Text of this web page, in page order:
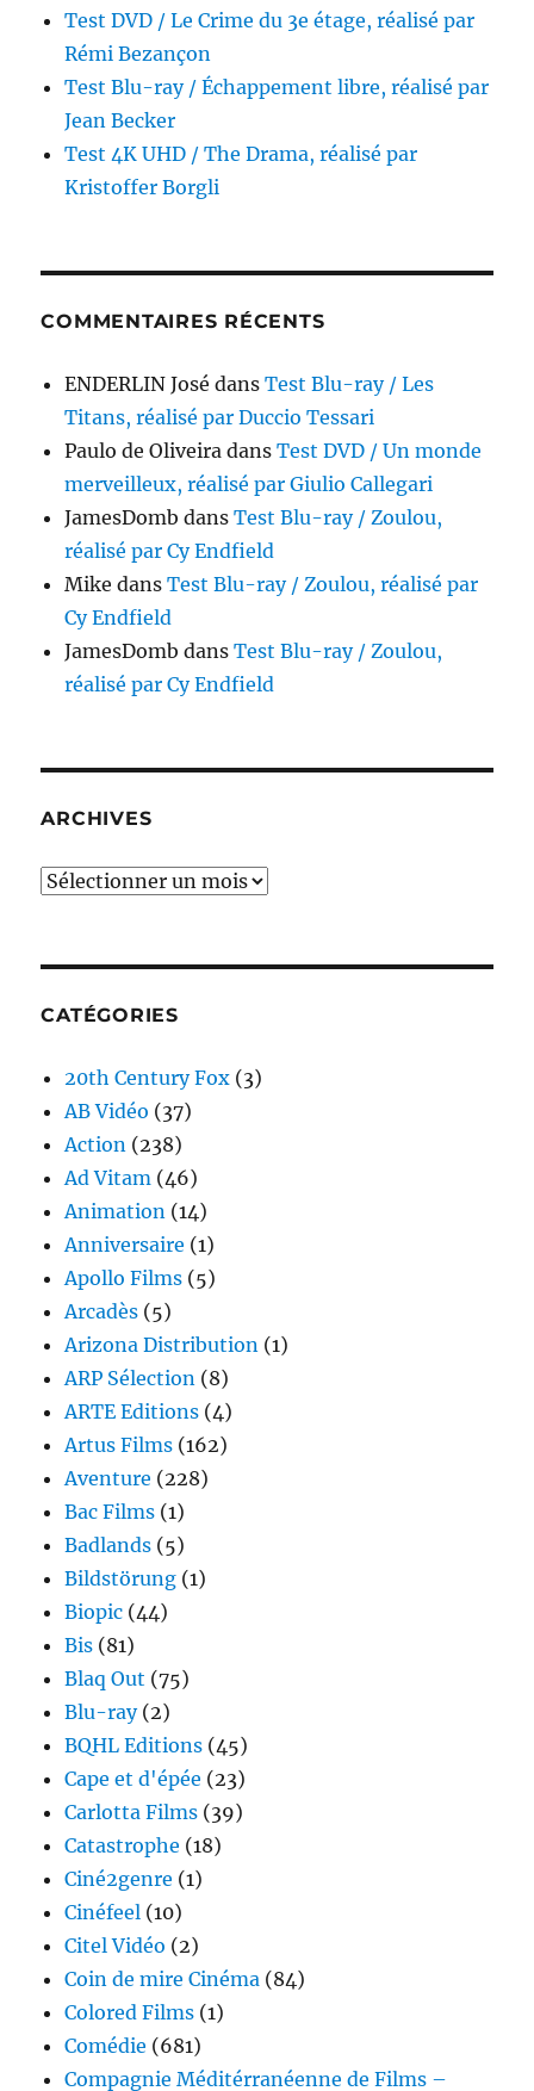
Test DVD / Le Crime du 3e étage, réalisé par
Rémi Bezançon
Test Blu-ray / Échappement libre, réalisé par
Jean Becker
Test 4K UHD / The Drama, réalisé par
Kristoffer Borgli
COMMENTAIRES RÉCENTS
ENDERLIN José dansTest Blu-ray / Les
Titans, réalisé par Duccio Tessari
Paulo de Oliveira dansTest DVD / Un monde
merveilleux, réalisé par Giulio Callegari
JamesDomb dansTest Blu-ray / Zoulou,
réalisé par Cy Endfield
Mike dansTest Blu-ray / Zoulou, réalisé par
Cy Endfield
JamesDomb dansTest Blu-ray / Zoulou,
réalisé par Cy Endfield
ARCHIVES
Archives
CATÉGORIES
20th Century Fox (3)
AB Vidéo (37)
Action (238)
Ad Vitam (46)
Animation (14)
Anniversaire (1)
Apollo Films (5)
Arcadès (5)
Arizona Distribution (1)
ARP Sélection (8)
ARTE Editions (4)
Artus Films (162)
Aventure (228)
Bac Films (1)
Badlands (5)
Bildstörung (1)
Biopic (44)
Bis (81)
Blaq Out (75)
Blu-ray(2)
BQHL Editions (45)
Cape et d'épée (23)
Carlotta Films (39)
Catastrophe (18)
Ciné2genre (1)
Cinéfeel (10)
Citel Vidéo (2)
Coin de mire Cinéma (84)
Colored Films (1)
Comédie (681)
Compagnie Méditérranéenne de Films –